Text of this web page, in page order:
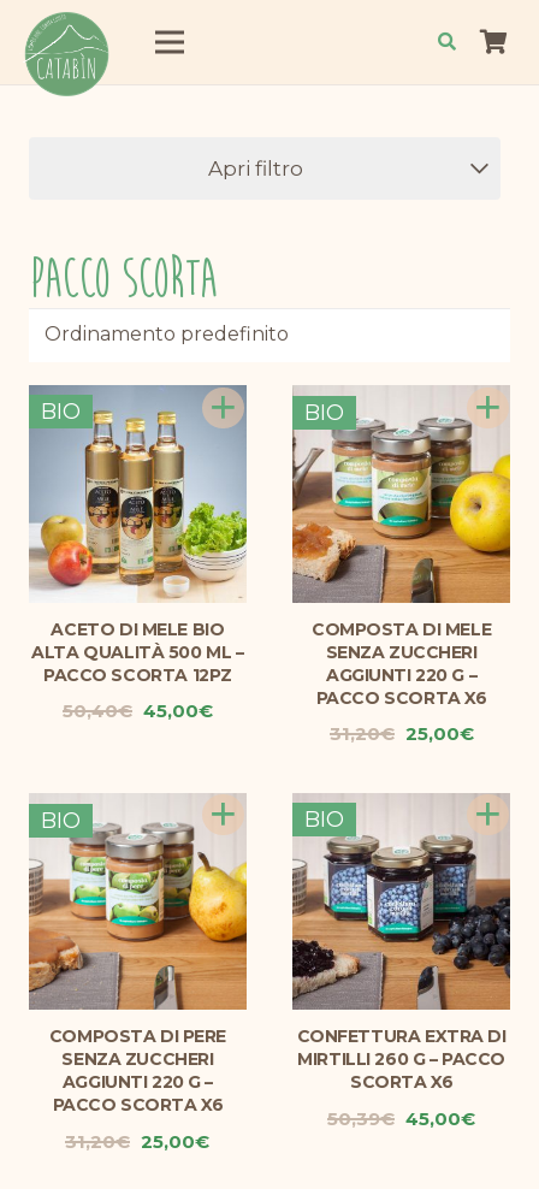
Pacco Scorta
ACETO DI MELE BIO
ALTA QUALITÀ 500 ML –
PACCO SCORTA 12PZ
50,40€ Il
50,40€.
45,00€Il
45,00€.
BIO +
COMPOSTA DI MELE
SENZA ZUCCHERI
AGGIUNTI 220 G –
PACCO SCORTA X6
31,20€ Il
31,20€.
25,00€Il
è:
BIO +
COMPOSTA DI PERE
SENZA ZUCCHERI
AGGIUNTI 220 G –
PACCO SCORTA X6
31,20€ Il25,00€Il
BIO +
CONFETTURA EXTRA DI
MIRTILLI 260 G – PACCO
SCORTA X6
50,39€ Il45,00€Il
BIO +
Apri filtro